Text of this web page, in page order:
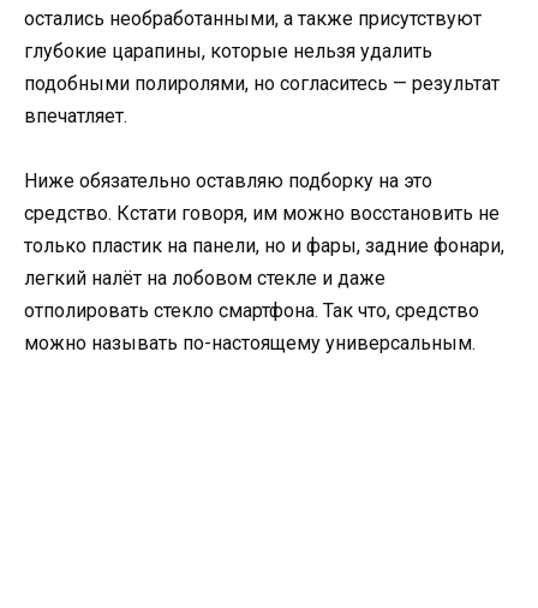
остались необработанными, а также присутствуют
глубокие царапины, которые нельзя удалить
подобными полиролями, но согласитесь — результат
впечатляет.
Ниже обязательно оставляю подборку на это
средство. Кстати говоря, им можно восстановить не
только пластик на панели, но и фары, задние фонари,
легкий налёт на лобовом стекле и даже
отполировать стекло смартфона. Так что, средство
можно называть по-настоящему универсальным.